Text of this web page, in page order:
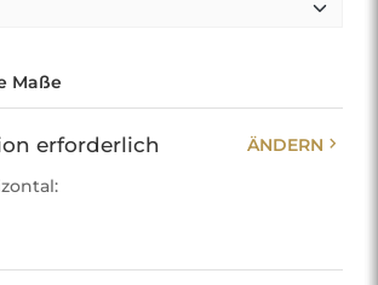
Maße
erforderlich ÄNDERN chevron_right